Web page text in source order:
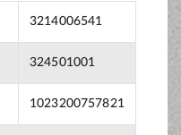
3214006541
324501001
1023200757821